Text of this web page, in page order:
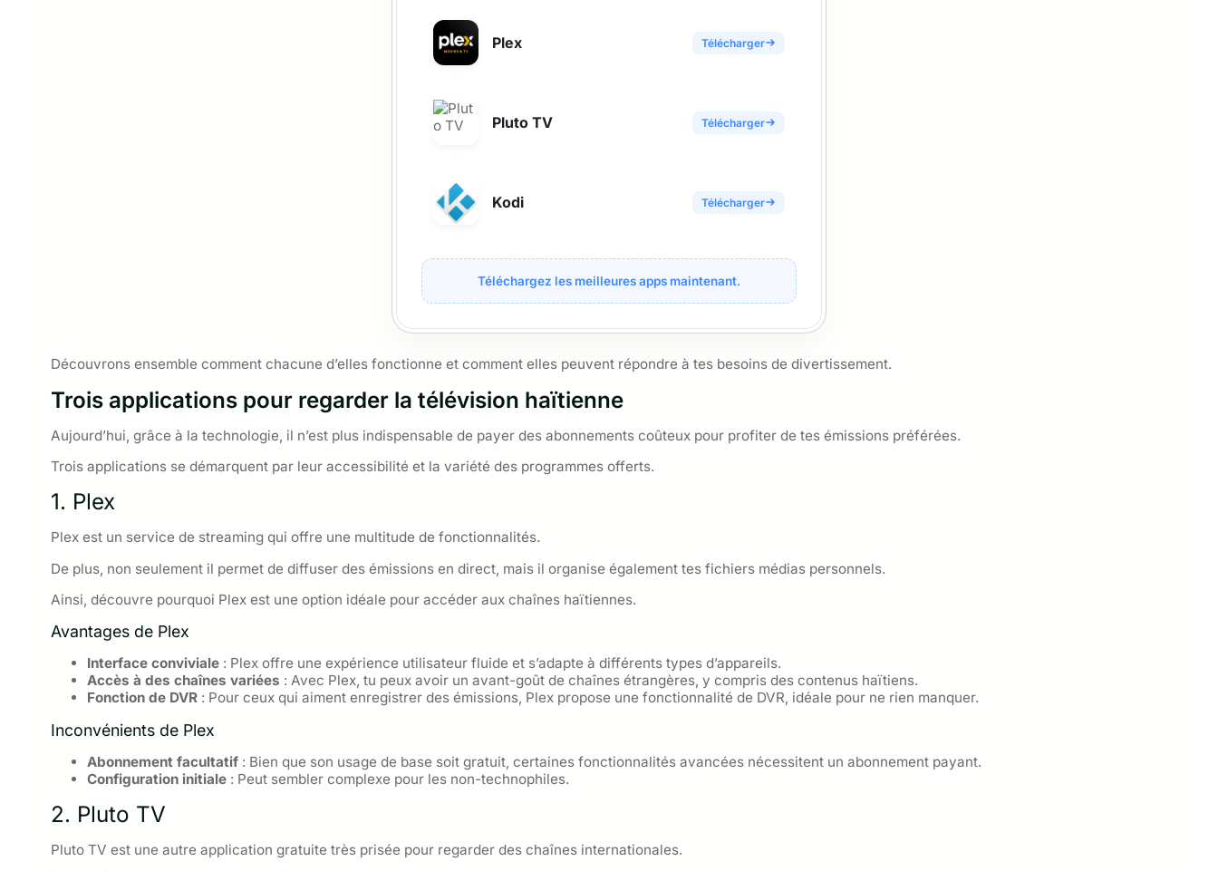
Plex Télécharger
Pluto TV Télécharger
Kodi Télécharger
Téléchargez les meilleures apps maintenant.
Découvrons ensemble comment chacune d’elles fonctionne et comment elles peuvent répondre à tes besoins de divertissement.
Trois applications pour regarder la télévision haïtienne
Aujourd’hui, grâce à la technologie, il n’est plus indispensable de payer des abonnements coûteux pour profiter de tes émissions préférées.
Trois applications se démarquent par leur accessibilité et la variété des programmes offerts.
1. Plex
Plex est un service de streaming qui offre une multitude de fonctionnalités.
De plus, non seulement il permet de diffuser des émissions en direct, mais il organise également tes fichiers médias personnels.
Ainsi, découvre pourquoi Plex est une option idéale pour accéder aux chaînes haïtiennes.
Avantages de Plex
Interface conviviale : Plex offre une expérience utilisateur fluide et s’adapte à différents types d’appareils.
Accès à des chaînes variées : Avec Plex, tu peux avoir un avant-goût de chaînes étrangères, y compris des contenus haïtiens.
Fonction de DVR : Pour ceux qui aiment enregistrer des émissions, Plex propose une fonctionnalité de DVR, idéale pour ne rien manquer.
Inconvénients de Plex
Abonnement facultatif : Bien que son usage de base soit gratuit, certaines fonctionnalités avancées nécessitent un abonnement payant.
Configuration initiale : Peut sembler complexe pour les non-technophiles.
2. Pluto TV
Pluto TV est une autre application gratuite très prisée pour regarder des chaînes internationales.